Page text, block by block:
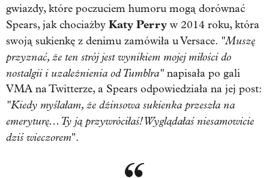
gwiazdy, które poczuciem humoru mogą dorównać
Spears, jak chociażby Katy Perry w 2014 roku, która
swoją sukienkę z denimu zamówiła u Versace. "Muszę
przyznać, że ten strój jest wynikiem mojej miłości do
nostalgii i uzależnienia od Tumblra" napisała po gali
VMA na Twitterze, a Spears odpowiedziała na jej post:
"Kiedy myślałam, że dżinsowa sukienka przeszła na
emeryturę... Ty ją przywróciłaś! Wyglądałaś niesamowicie
dziś wieczorem".